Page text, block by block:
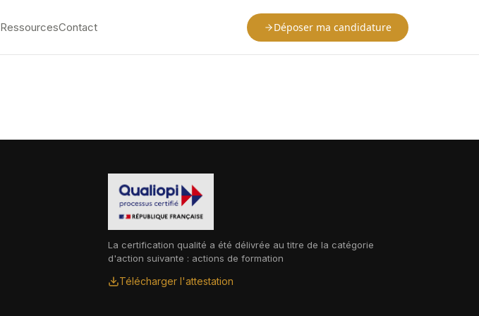
RessourcesContact Déposer ma candidature
La certification qualité a été délivrée au titre de la catégorie
d'action suivante : actions de formation
Télécharger l'attestation